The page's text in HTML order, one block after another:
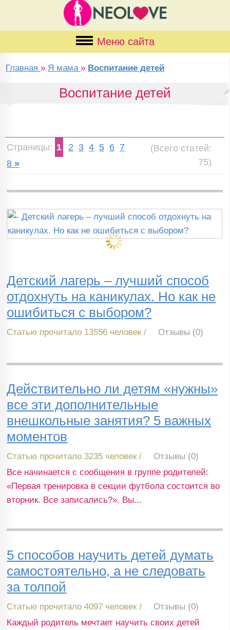
Меню сайта
Главная » Я мама » Воспитание детей
Воспитание детей
Страницы: 1 2 3 4 5 6 7
8 »
(Всего статей:
75)
Детский лагерь – лучший способ
отдохнуть на каникулах. Но как не
ошибиться с выбором?
Статью прочитало 13556 человек / Отзывы (0)
Действительно ли детям «нужны»
все эти дополнительные
внешкольные занятия? 5 важных
моментов
Статью прочитало 3235 человек /
Отзывы (0)
Все начинается с сообщения в группе родителей:
«Первая тренировка в секции футбола состоится во
вторник. Все записались?». Вы...
5 способов научить детей думать
самостоятельно, а не следовать
за толпой
Статью прочитало 4097 человек /
Отзывы (0)
Каждый родитель мечтает научить своих детей